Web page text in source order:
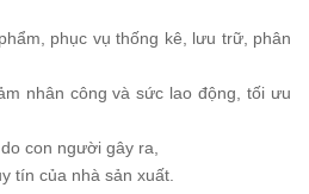
phục vụ thống kê, lưu trữ, phân
nhân công và sức lao động, tối ưu
con người gây ra,
tín của nhà sản xuất.